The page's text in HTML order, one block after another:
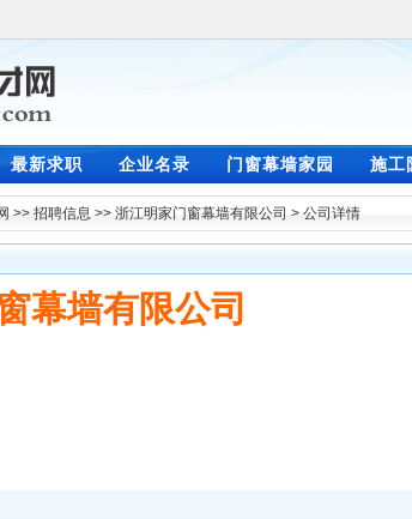
最新求职 企业名录 门窗幕墙家园 施工
>> 招聘信息 >> 浙江明家门窗幕墙有限公司 > 公司详情
幕墙有限公司